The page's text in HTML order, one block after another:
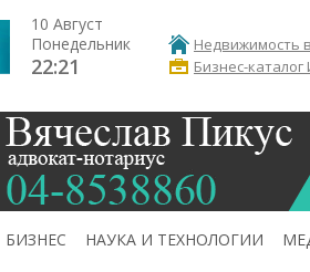
10 Август
Понедельник
22:21
Недвижимость
Бизнес-каталог
БИЗНЕС НАУКА И ТЕХНОЛОГИИ